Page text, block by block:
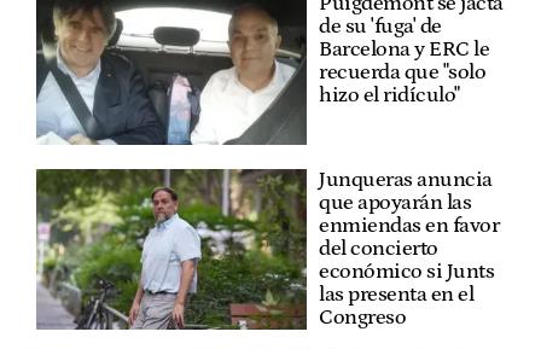
de su 'fuga' de
Barcelona y ERC le
recuerda que "solo
hizo el ridículo"
Junqueras anuncia
que apoyarán las
enmiendas en favor
del concierto
económico si Junts
las presenta en el
Congreso